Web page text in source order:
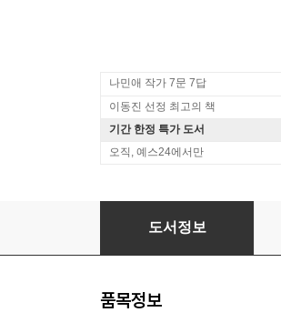
나민애 작가 7문 7답
이동진 선정 최고의 책
기간 한정 특가 도서
오직, 예스24에서만
행복의 장
도서정보
품목정보